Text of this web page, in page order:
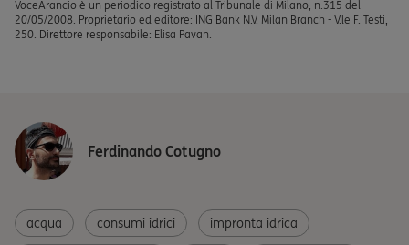
VoceArancio è un periodico registrato al Tribunale di Milano, n.315 del
20/05/2008. Proprietario ed editore: ING Bank N.V. Milan Branch - V.le F. Testi,
250. Direttore responsabile: Elisa Pavan.
Ferdinando Cotugno
acqua consumi idrici impronta idrica